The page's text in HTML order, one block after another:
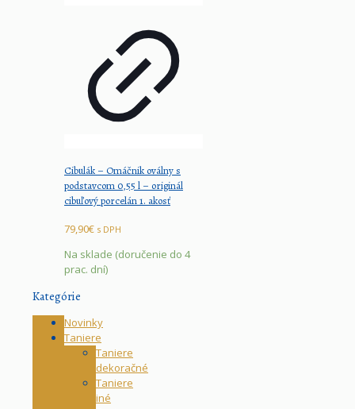
Cibulák – Omáčnik oválny s
podstavcom 0,55 l – originál
cibuľový porcelán 1. akosť
79,90€ s DPH
Na sklade (doručenie do 4
prac. dní)
Kategórie
Novinky
Taniere
Taniere
dekoračné
Taniere
iné